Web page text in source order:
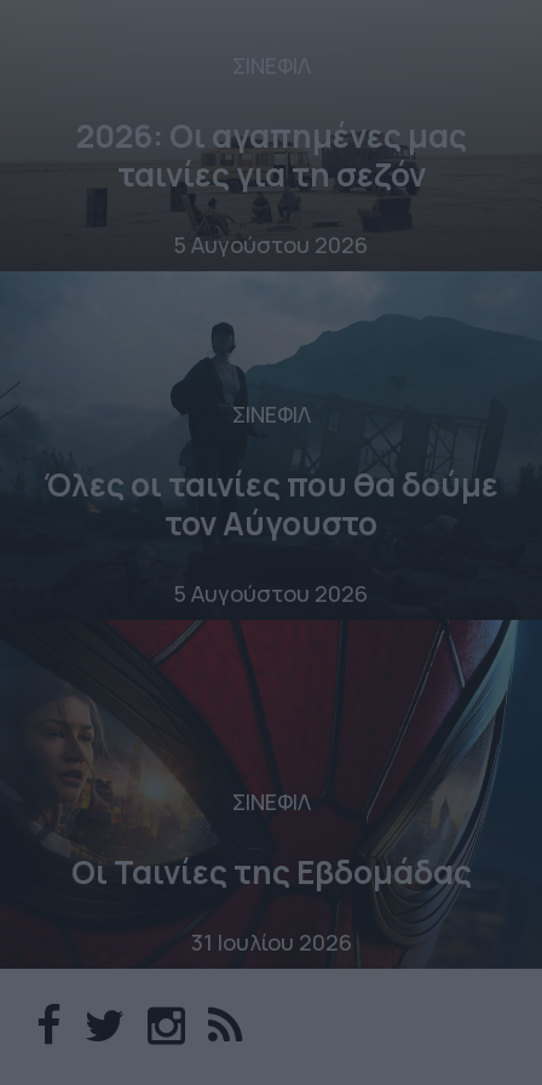
2026: Οι αγαπημένες μας
ταινίες για τη σεζόν
5 Αυγούστου 2026
ΣΙΝΕΦΙΛ
Όλες οι ταινίες που θα δούμε
τον Αύγουστο
5 Αυγούστου 2026
ΣΙΝΕΦΙΛ
Οι Ταινίες της Εβδομάδας
31 Ιουλίου 2026